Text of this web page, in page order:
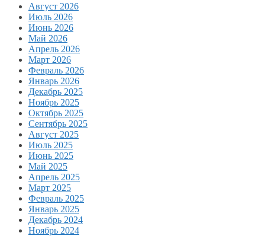
Август 2026
Июль 2026
Июнь 2026
Май 2026
Апрель 2026
Март 2026
Февраль 2026
Январь 2026
Декабрь 2025
Ноябрь 2025
Октябрь 2025
Сентябрь 2025
Август 2025
Июль 2025
Июнь 2025
Май 2025
Апрель 2025
Март 2025
Февраль 2025
Январь 2025
Декабрь 2024
Ноябрь 2024